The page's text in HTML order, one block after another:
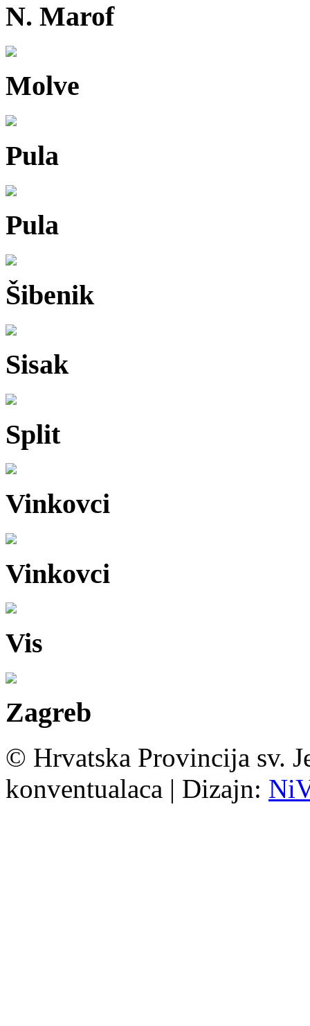
N. Marof
Molve
Pula
Pula
Šibenik
Sisak
Split
Vinkovci
Vinkovci
Vis
Zagreb
© Hrvatska Provincija sv.
konventualaca | Dizajn: